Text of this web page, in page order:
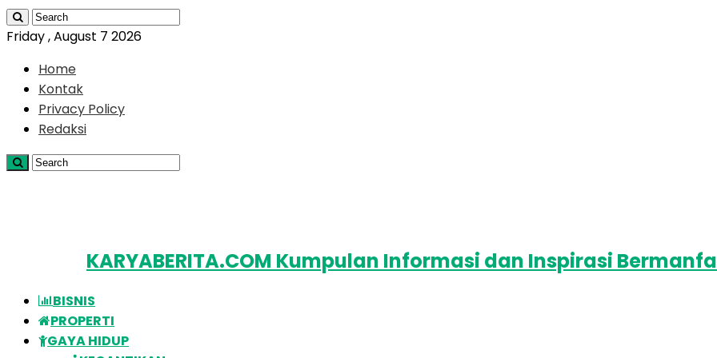
Friday , August 7 2026
Home
Kontak
Privacy Policy
Redaksi
KARYABERITA.COM Kumpulan Informasi dan Inspirasi
BISNIS
PROPERTI
GAYA HIDUP